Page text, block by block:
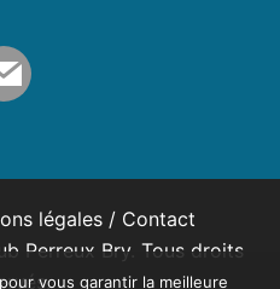
légales / Contact
Perreux Bry. Tous droits
vous garantir la meilleure